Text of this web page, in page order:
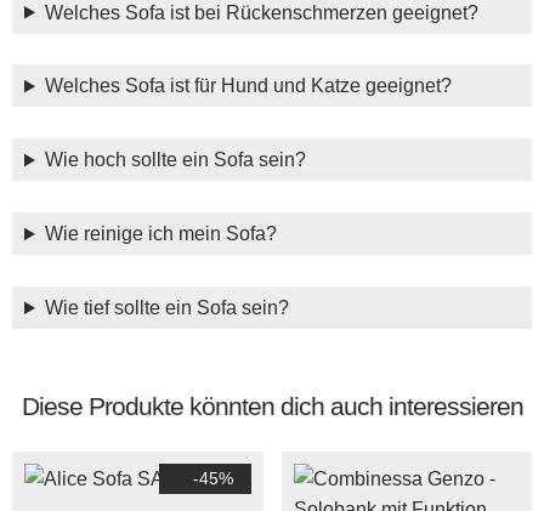
Welches Sofa ist bei Rückenschmerzen geeignet?
Welches Sofa ist für Hund und Katze geeignet?
Wie hoch sollte ein Sofa sein?
Wie reinige ich mein Sofa?
Wie tief sollte ein Sofa sein?
Diese Produkte könnten dich auch interessieren
-45%